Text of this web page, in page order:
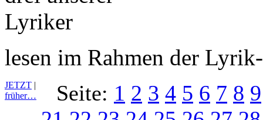
lesen im Rahmen der
JETZT |
früher…
Seite: 1 2 3 4 5 6 7 8 9